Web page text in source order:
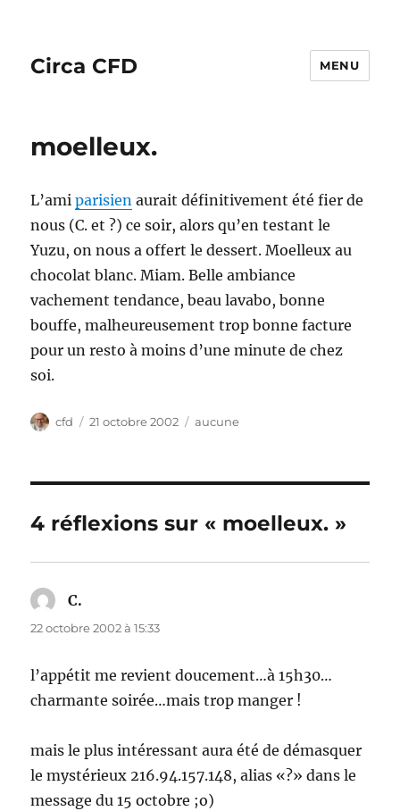
Circa CFD MENU
moelleux.
L’amiparisien aurait définitivement été fier de
nous (C. et ?) ce soir, alors qu’en testant le
Yuzu, on nous a offert le dessert. Moelleux au
chocolat blanc. Miam. Belle ambiance
vachement tendance, beau lavabo, bonne
bouffe, malheureusement trop bonne facture
pour un resto à moins d’une minute de chez
soi.
Auteur
cfd
Publié
21 octobre 2002 Catégories
aucune
4 réflexions sur « moelleux. »
C.
22 octobre 2002 à 15:33
l’appétit me revient doucement…à 15h30…
charmante soirée…mais trop manger !
mais le plus intéressant aura été de démasquer
le mystérieux 216.94.157.148, alias «?» dans le
message du 15 octobre ;o)